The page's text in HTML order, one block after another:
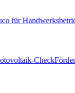
für
Check